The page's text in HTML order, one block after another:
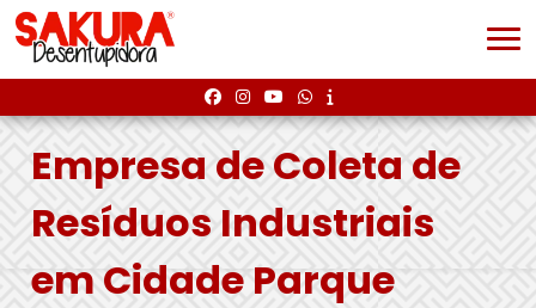
Empresa de Coleta de
Resíduos Industriais
em Cidade Parque